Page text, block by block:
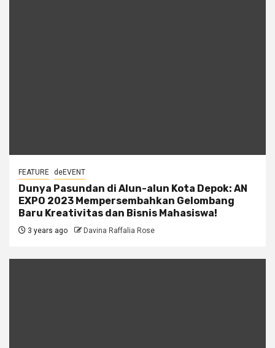
FEATURE deEVENT
Dunya Pasundan di Alun-alun Kota Depok: AN
EXPO 2023 Mempersembahkan Gelombang
Baru Kreativitas dan Bisnis Mahasiswa!
3 years ago Davina Raffalia Rose